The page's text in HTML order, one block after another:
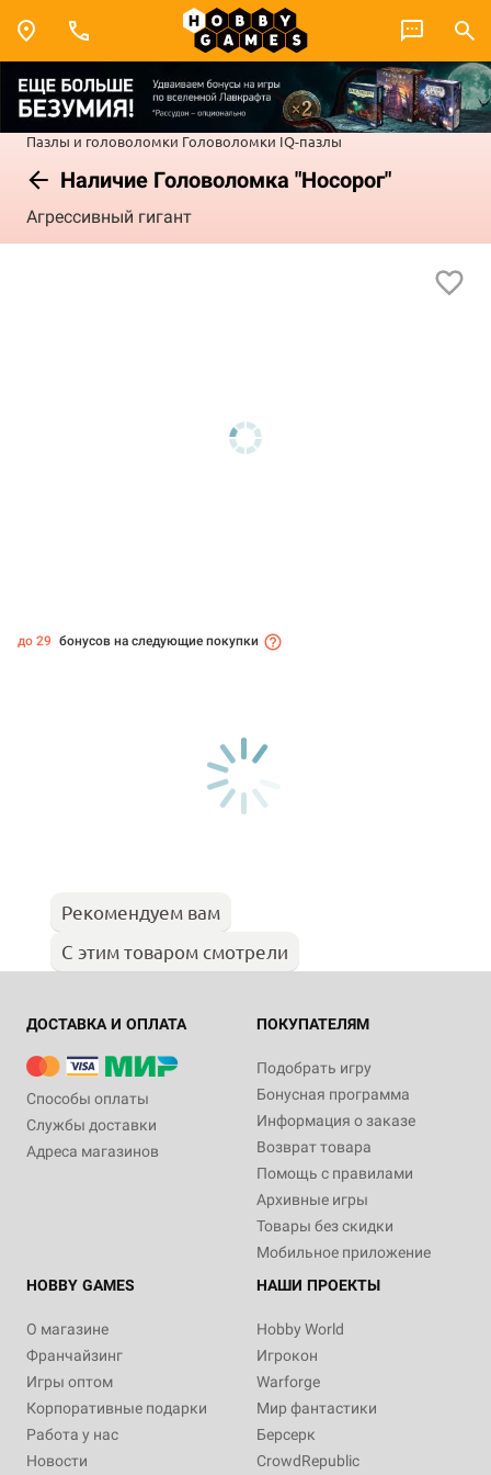
Пазлы и головоломки Головоломки IQ-пазлы
Наличие Головоломка "Носорог"
Агрессивный гигант
до 29 бонусов на следующие покупки
Рекомендуем вам
С этим товаром смотрели
ДОСТАВКА И ОПЛАТА
Способы оплаты
Службы доставки
Адреса магазинов
ПОКУПАТЕЛЯМ
Подобрать игру
Бонусная программа
Информация о заказе
Возврат товара
Помощь с правилами
Архивные игры
Товары без скидки
Мобильное приложение
HOBBY GAMES
О магазине
Франчайзинг
Игры оптом
Корпоративные подарки
Работа у нас
Новости
НАШИ ПРОЕКТЫ
Hobby World
Игрокон
Warforge
Мир фантастики
Берсерк
CrowdRepublic